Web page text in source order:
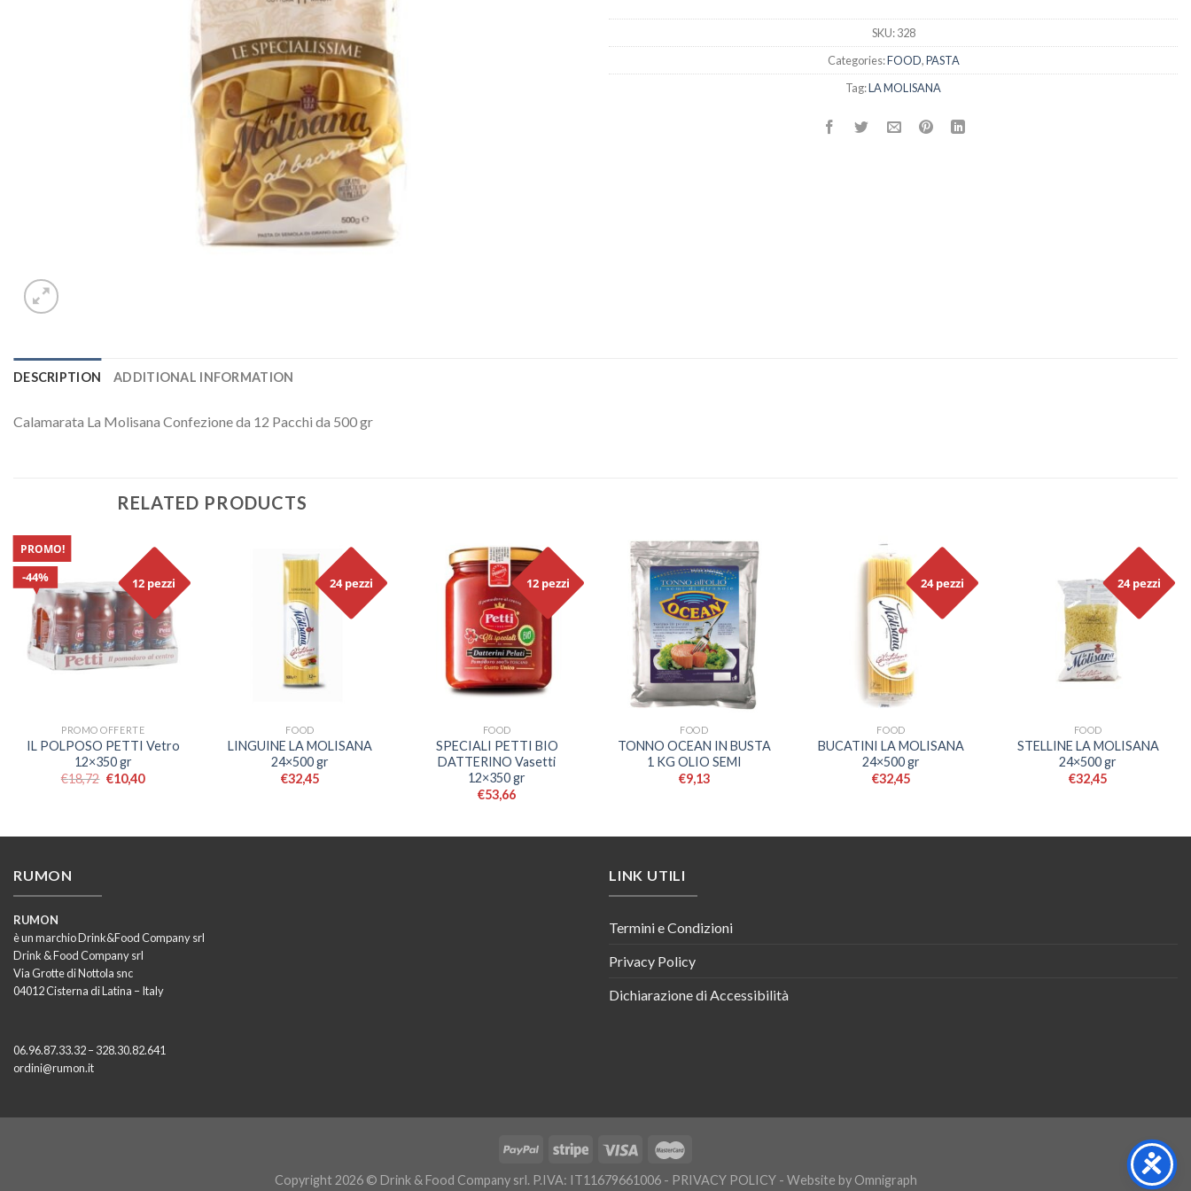
SKU:328
Categories:FOOD,PASTA
Tag:LA MOLISANA
DESCRIPTION ADDITIONAL INFORMATION
Calamarata La Molisana Confezione da 12 Pacchi da 500 gr
RELATED PRODUCTS
12 pezzi
44%
PROMO!
PROMO OFFERTE
IL POLPOSO PETTI Vetro
12×350 gr
€18,72 €10,40
24 pezzi
FOOD
LINGUINE LA MOLISANA
24×500 gr
€32,45
12 pezzi
FOOD
SPECIALI PETTI BIO
DATTERINO Vasetti
12×350 gr
€53,66
FOOD
TONNO OCEAN IN BUSTA
1 KG OLIO SEMI
€9,13
24 pezzi
FOOD
BUCATINI LA MOLISANA
24×500 gr
€32,45
24 pezzi
FOOD
STELLINE LA MOLISANA
24×500 gr
€32,45
RUMON
RUMON
è un marchio Drink&Food Company srl
Drink & Food Company srl
Via Grotte di Nottola snc
04012 Cisterna di Latina – Italy
06.96.87.33.32 – 328.30.82.641
ordini@rumon.it
LINK UTILI
Termini e Condizioni
Privacy Policy
Dichiarazione di Accessibilità
Copyright 2026 © Drink & Food Company srl. P.IVA: IT11679661006 - PRIVACY POLICY- Website by Omnigraph